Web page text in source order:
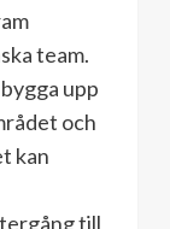
team.
upp
och
kan
till